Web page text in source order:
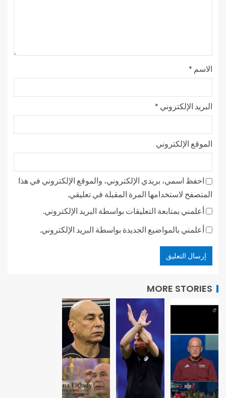
الاسم *
البريد الإلكتروني *
الموقع الإلكتروني
احفظ اسمي، بريدي الإلكتروني، والموقع الإلكتروني في هذا
المتصفح لاستخدامها المرة المقبلة في تعليقي.
أعلمني بمتابعة التعليقات بواسطة البريد الإلكتروني.
أعلمني بالمواضيع الجديدة بواسطة البريد الإلكتروني.
MORE STORIES